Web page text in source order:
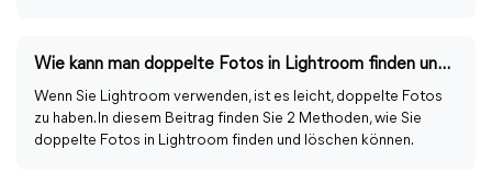
Wie kann man doppelte Fotos in Lightroom finden und löschen?
Wenn Sie Lightroom verwenden, ist es leicht, doppelte Fotos
zu haben. In diesem Beitrag finden Sie 2 Methoden, wie Sie
doppelte Fotos in Lightroom finden und löschen können.